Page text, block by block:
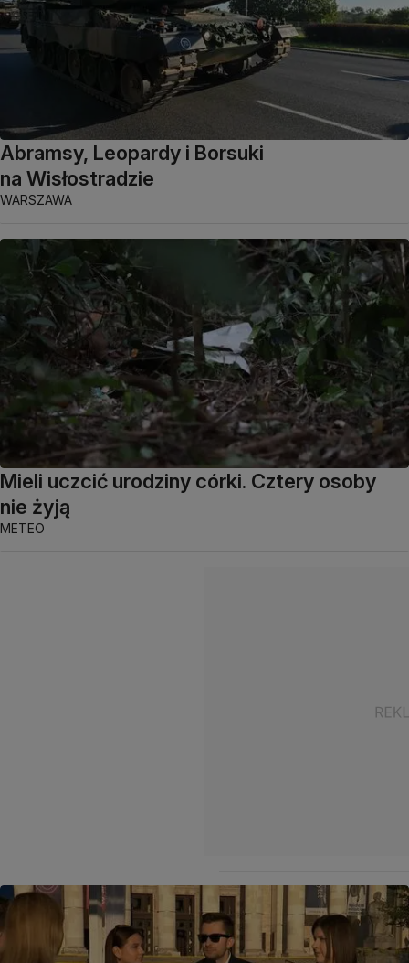
Abramsy, Leopardy i Borsuki
na Wisłostradzie
WARSZAWA
Mieli uczcić urodziny córki. Cztery osoby
nie żyją
METEO